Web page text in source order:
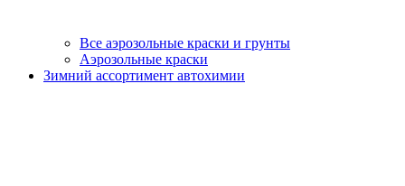
Все аэрозольные краски и грунты
Аэрозольные краски
Зимний ассортимент автохимии